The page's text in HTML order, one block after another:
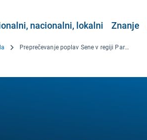
nacionalni, lokalni Znanje
Preprečevanje poplav Sene v regiji Pariz–Ile de France: Doseženi napredek in prihodnji izzivi